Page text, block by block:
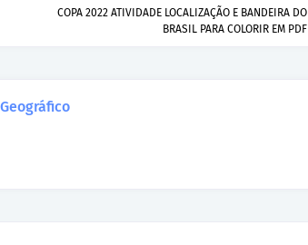
COPA 2022 ATIVIDADE LOCALIZAÇÃO E BANDEIRA DO
BRASIL PARA COLORIR EM PDF